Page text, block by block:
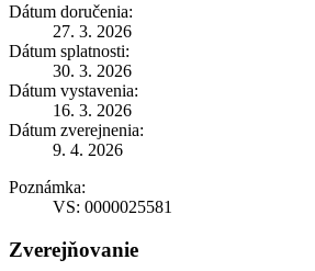
Dátum doručenia:
27. 3. 2026
Dátum splatnosti:
30. 3. 2026
Dátum vystavenia:
16. 3. 2026
Dátum zverejnenia:
9. 4. 2026
Poznámka:
VS: 0000025581
Zverejňovanie